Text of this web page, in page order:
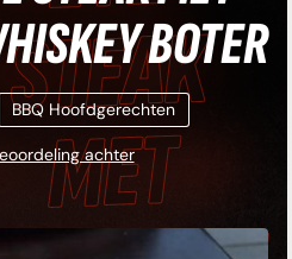
BOTER
BBQ Hoofdgerechten
achter
•